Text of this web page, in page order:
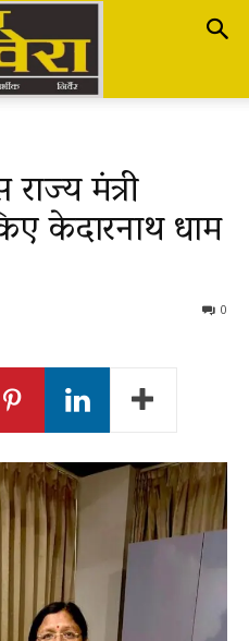
मंत्री
केदारनाथ धाम
0